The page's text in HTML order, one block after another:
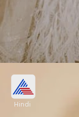
बाजार में
Hindi